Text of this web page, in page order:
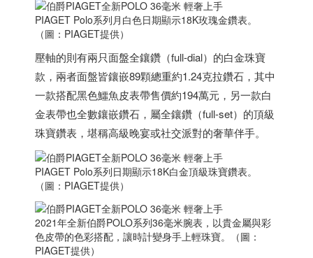
PIAGET Polo系列月白色日期顯示18K玫瑰金鑽表。
（圖：PIAGET提供）
壓軸的則有兩只面盤全鑲鑽（full-dial）的白金珠寶
款，兩者面盤皆鑲嵌89顆總重約1.24克拉鑽石，其中
一款搭配黑色鱷魚皮表帶售價約194萬元，另一款白
金表帶也全數鑲嵌鑽石，屬全鑲鑽（full-set）的頂級
珠寶鑽表，堪稱高級晚宴或社交派對的奢華伴手。
PIAGET Polo系列日期顯示18K白金頂級珠寶鑽表。
（圖：PIAGET提供）
2021年全新伯爵POLO系列36毫米腕表，以貴金屬與彩
色皮帶的色彩搭配，讓時計變身手上輕珠寶。（圖：
PIAGET提供）